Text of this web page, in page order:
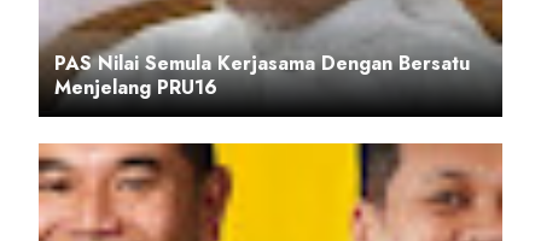
PAS Nilai Semula Kerjasama Dengan Bersatu
Menjelang PRU16